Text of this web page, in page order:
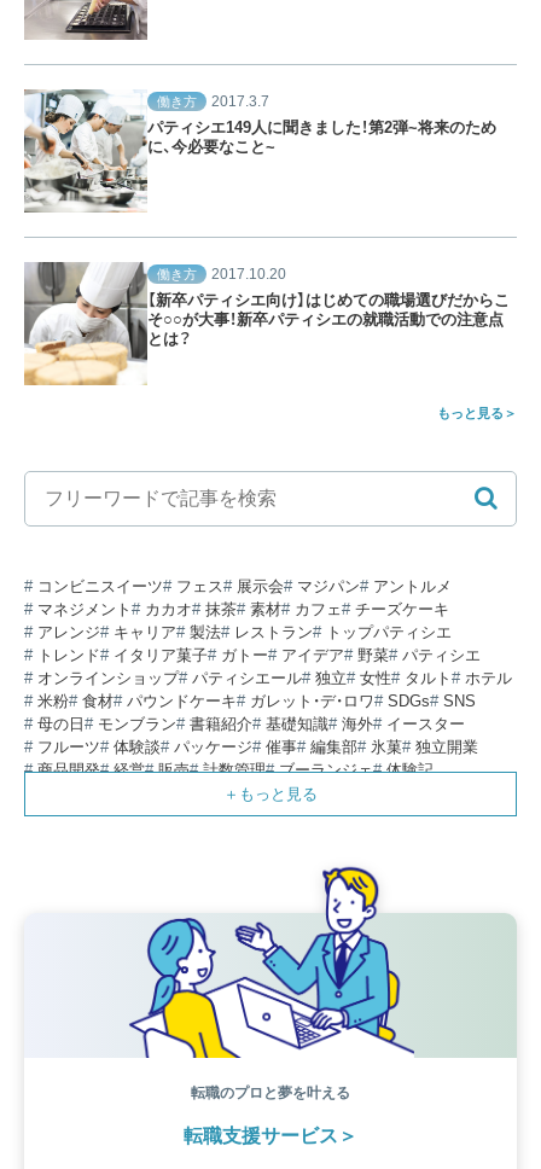
働き方 2017.3.7
パティシエ149人に聞きました！第2弾~将来のため
に、今必要なこと~
働き方 2017.10.20
【新卒パティシエ向け】はじめての職場選びだからこ
そ○○が大事！新卒パティシエの就職活動での注意点
とは？
もっと見る
コンビニスイーツ フェス 展示会 マジパン
アントルメ
マネジメント
カカオ 抹茶 素材 カフェ
チーズケーキ
アレンジ
キャリア 製法 レストラン
トップパティシエ
トレンド
イタリア菓子 ガトー アイデア 野菜
パティシエ
オンラインショップ
パティシエール 独立 女性 タルト
ホテル
米粉
食材 パウンドケーキ ガレット・デ・ロワ SDGs
SNS
母の日
モンブラン 書籍紹介 基礎知識 海外
イースター
フルーツ
体験談 パッケージ 催事 編集部 氷菓
独立開業
商品開発
経営 販売 計数管理 ブーランジェ
体験記
コラム パン スタッフ育成
スイーツ
IT 業界事情 講習会 潜入レポート
クリスマス
ウェデイングケーキ
ベーカリー 工場
生菓子
アシェットデセール
フランス オーブン担当 チョコレート
転職のプロと夢を叶える
転職支援サービス